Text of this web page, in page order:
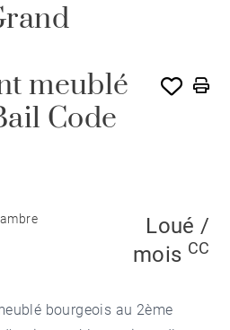
meublé
Code
Loué /
mois CC
bourgeois au 2ème